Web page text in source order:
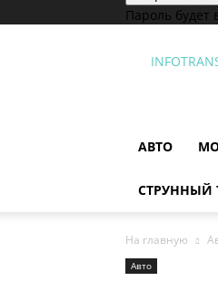
Пароль будет
АВТО
СТРУННЫЙ
На главную
Авто